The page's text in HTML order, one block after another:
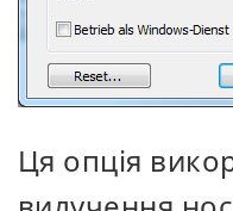
Ця опція